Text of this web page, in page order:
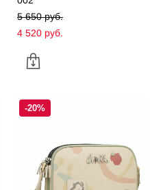
5 650 pуб.
4 520 pуб.
-20%